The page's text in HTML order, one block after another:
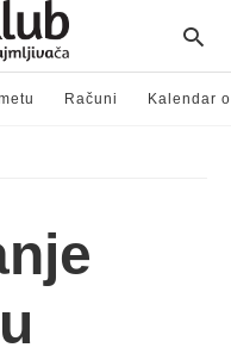
Računi Kalendar